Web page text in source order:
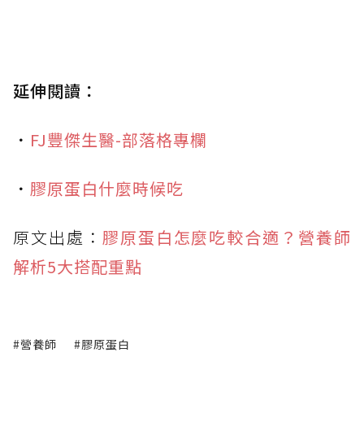
延伸閱讀：
． FJ豐傑生醫-部落格專欄
． 膠原蛋白什麼時候吃
原文出處： 膠原蛋白怎麼吃較合適？營養師
解析5大搭配重點
#營養師 #膠原蛋白